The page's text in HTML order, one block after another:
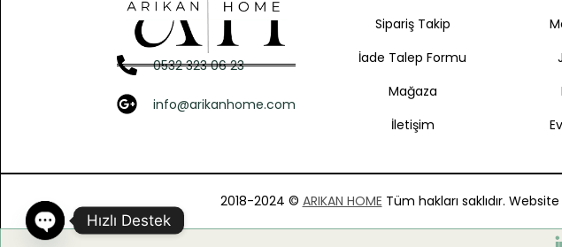
0532 323 06 23
info@arikanhome.com
Sipariş Takip
İade Talep Formu
Mağaza
İletişim
2018-2024 © ARIKAN HOME Tüm hakları saklıdır.
Hızlı Destek